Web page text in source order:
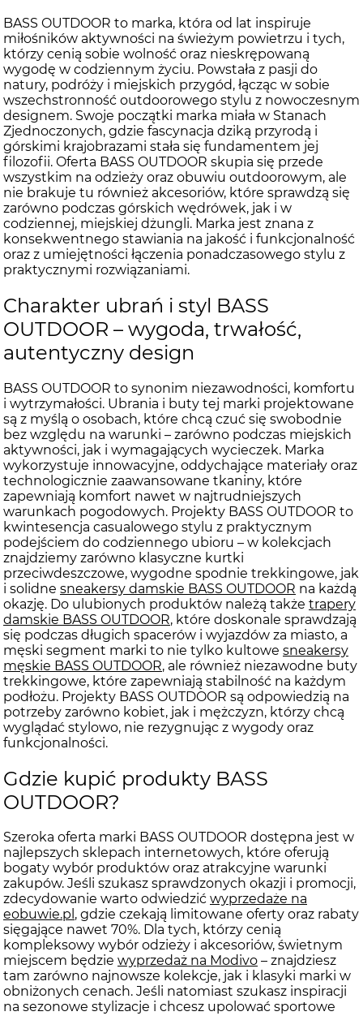
BASS OUTDOOR to marka, która od lat inspiruje
miłośników aktywności na świeżym powietrzu i tych,
którzy cenią sobie wolność oraz nieskrępowaną
wygodę w codziennym życiu. Powstała z pasji do
natury, podróży i miejskich przygód, łącząc w sobie
wszechstronność outdoorowego stylu z nowoczesnym
designem. Swoje początki marka miała w Stanach
Zjednoczonych, gdzie fascynacja dziką przyrodą i
górskimi krajobrazami stała się fundamentem jej
filozofii. Oferta BASS OUTDOOR skupia się przede
wszystkim na odzieży oraz obuwiu outdoorowym, ale
nie brakuje tu również akcesoriów, które sprawdzą się
zarówno podczas górskich wędrówek, jak i w
codziennej, miejskiej dżungli. Marka jest znana z
konsekwentnego stawiania na jakość i funkcjonalność
oraz z umiejętności łączenia ponadczasowego stylu z
praktycznymi rozwiązaniami.
Charakter ubrań i styl BASS
OUTDOOR – wygoda, trwałość,
autentyczny design
BASS OUTDOOR to synonim niezawodności, komfortu
i wytrzymałości. Ubrania i buty tej marki projektowane
są z myślą o osobach, które chcą czuć się swobodnie
bez względu na warunki – zarówno podczas miejskich
aktywności, jak i wymagających wycieczek. Marka
wykorzystuje innowacyjne, oddychające materiały oraz
technologicznie zaawansowane tkaniny, które
zapewniają komfort nawet w najtrudniejszych
warunkach pogodowych. Projekty BASS OUTDOOR to
kwintesencja casualowego stylu z praktycznym
podejściem do codziennego ubioru – w kolekcjach
znajdziemy zarówno klasyczne kurtki
przeciwdeszczowe, wygodne spodnie trekkingowe, jak
i solidne sneakersy damskie BASS OUTDOOR na każdą
okazję. Do ulubionych produktów należą także trapery
damskie BASS OUTDOOR, które doskonale sprawdzają
się podczas długich spacerów i wyjazdów za miasto, a
męski segment marki to nie tylko kultowe sneakersy
męskie BASS OUTDOOR, ale również niezawodne buty
trekkingowe, które zapewniają stabilność na każdym
podłożu. Projekty BASS OUTDOOR są odpowiedzią na
potrzeby zarówno kobiet, jak i mężczyzn, którzy chcą
wyglądać stylowo, nie rezygnując z wygody oraz
funkcjonalności.
Gdzie kupić produkty BASS
OUTDOOR?
Szeroka oferta marki BASS OUTDOOR dostępna jest w
najlepszych sklepach internetowych, które oferują
bogaty wybór produktów oraz atrakcyjne warunki
zakupów. Jeśli szukasz sprawdzonych okazji i promocji,
zdecydowanie warto odwiedzić wyprzedaże na
eobuwie.pl , gdzie czekają limitowane oferty oraz rabaty
sięgające nawet 70%. Dla tych, którzy cenią
kompleksowy wybór odzieży i akcesoriów, świetnym
miejscem będzie wyprzedaż na Modivo – znajdziesz
tam zarówno najnowsze kolekcje, jak i klasyki marki w
obniżonych cenach. Jeśli natomiast szukasz inspiracji
na sezonowe stylizacje i chcesz upolować sportowe